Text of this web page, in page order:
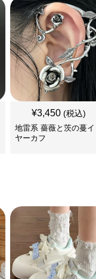
¥3,450 (税込)
地雷系 薔薇と茨の蔓イ
ヤーカフ